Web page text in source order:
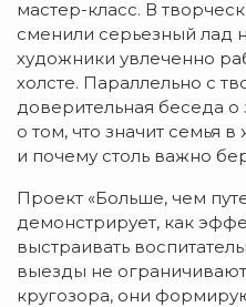
мастер-класс. В
сменили серьезный лад
художники увлеченно
холсте. Параллельно с
доверительная беседа о
о том, что значит семья
и почему столь важно
Проект «Больше, чем
демонстрирует, как
выстраивать
выезды не
кругозора, они